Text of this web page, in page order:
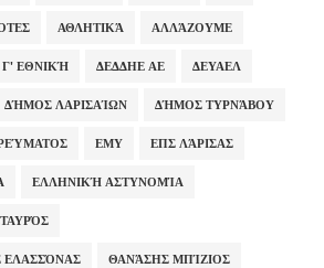
ΑΘΛΗΤΙΚΆ ΑΛΛΆΖΟΥΜΕ
Γ' ΕΘΝΙΚΉ ΔΕΔΔΗΕ ΑΕ ΔΕΥΑΕΛ
ΔΉΜΟΣ ΛΑΡΙΣΑΊΩΝ ΔΉΜΟΣ ΤΥΡΝΆΒΟΥ
ΕΜΥ ΕΠΣ ΛΆΡΙΣΑΣ
ΕΛΛΗΝΙΚΉ ΑΣΤΥΝΟΜΊΑ
ΘΑΝΆΣΗΣ ΜΠΊΖΙΟΣ